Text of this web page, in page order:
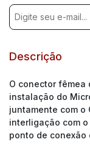
Descrição
O conector fêmea
instalação do
juntamente com o
interligação com
ponto de conexão